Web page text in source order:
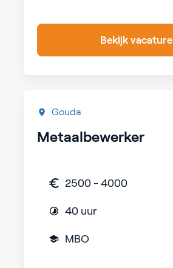
Bekijk vacature
Gouda
Metaalbewerker
2500 - 4000
40 uur
MBO